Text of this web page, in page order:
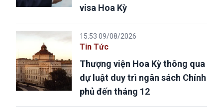
visa Hoa Kỳ
15:53 09/08/2026
Tin Tức
Thượng viện Hoa Kỳ thông qua
dự luật duy trì ngân sách Chính
phủ đến tháng 12